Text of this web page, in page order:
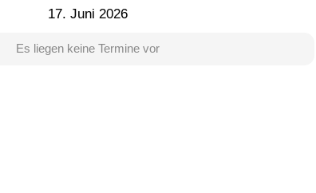
17. Juni 2026
Es liegen keine Termine vor